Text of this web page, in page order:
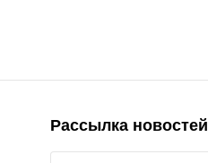
Рассылка новостей